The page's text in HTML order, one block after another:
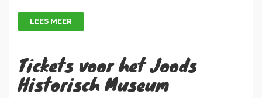
LEES MEER
Tickets voor het Joods
Historisch Museum